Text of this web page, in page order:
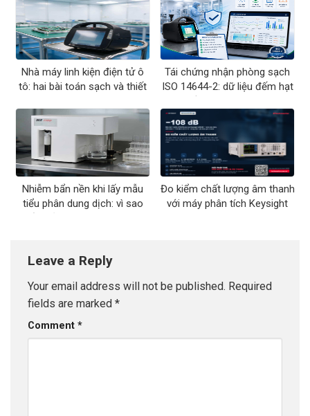
Nhà máy linh kiện điện tử ô
tô: hai bài toán sạch và thiết
Tái chứng nhận phòng sạch
ISO 14644-2: dữ liệu đếm hạt
Nhiễm bẩn nền khi lấy mẫu
tiểu phân dung dịch: vì sao
Đo kiểm chất lượng âm thanh
với máy phân tích Keysight
Leave a Reply
Your email address will not be published. Required
fields are marked *
Comment *